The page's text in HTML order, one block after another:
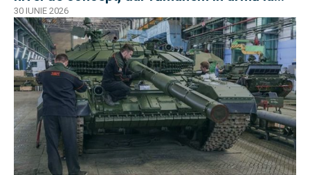
negocieri și industrie
30 IUNIE 2026